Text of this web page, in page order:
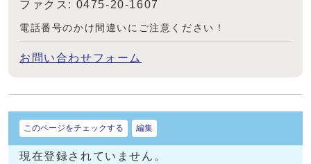
ファクス: 0475-20-1607
電話番号のかけ間違いにご注意ください！
お問い合わせフォーム
このページをチェックする 編集
現在登録されていません。